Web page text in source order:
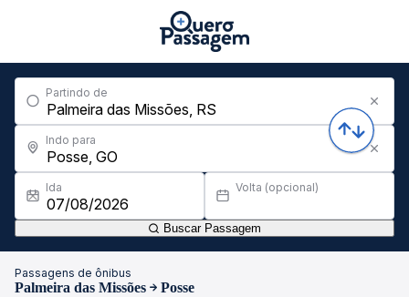
Partindo de
Indo para
Ida Volta (opcional)
Buscar Passagem
Passagens de ônibus
Palmeira das Missões Posse